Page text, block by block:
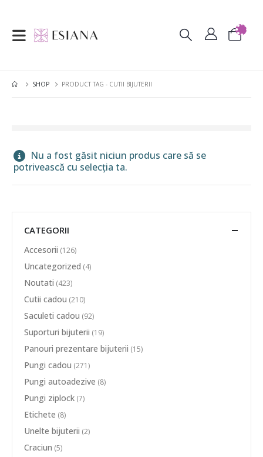
SHOP PRODUCT TAG - CUTII BIJUTERII
Nu a fost găsit niciun produs care să se
potrivească cu selecția ta.
CATEGORII
Accesorii (126)
Uncategorized (4)
Noutati (423)
Cutii cadou (210)
Saculeti cadou (92)
Suporturi bijuterii (19)
Panouri prezentare bijuterii (15)
Pungi cadou (271)
Pungi autoadezive (8)
Pungi ziplock (7)
Etichete (8)
Unelte bijuterii (2)
Craciun (5)